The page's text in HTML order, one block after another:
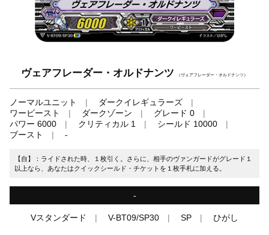
ヴェアフレーダー・オルドナンツ （ヴェアフレーダー・オルドナンツ）
ノーマルユニット
ダークイレギュラーズ
ワービースト
ダークゾーン
グレード 0
パワー 6000
クリティカル 1
シールド 10000
ブースト
-
【自】：ライドされた時、１枚引く。さらに、相手のヴァンガードがグレード１
以上なら、あなたはクイックシールド・チケットを１枚手札に加える。
-
Vスタンダード V-BT09/SP30 SP ひがし